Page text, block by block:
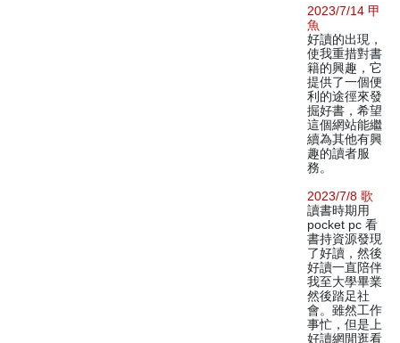
2023/7/14 甲
魚
好讀的出現，
使我重措對書
籍的興趣，它
提供了一個便
利的途徑來發
掘好書，希望
這個網站能繼
續為其他有興
趣的讀者服
務。
2023/7/8 歌
讀書時期用
pocket pc 看
書持資源發現
了好讀，然後
好讀一直陪伴
我至大學畢業
然後踏足社
會。雖然工作
事忙，但是上
好讀網閒逛看